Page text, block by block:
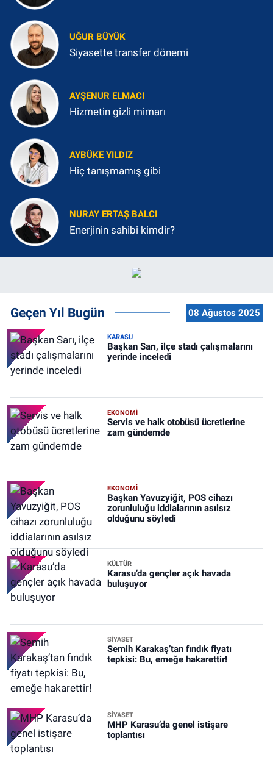
UĞUR BÜYÜK
Siyasette transfer dönemi
AYŞENUR ELMACI
Hizmetin gizli mimarı
AYBÜKE YILDIZ
Hiç tanışmamış gibi
NURAY ERTAŞ BALCI
Enerjinin sahibi kimdir?
Geçen Yıl Bugün 08 Ağustos 2025
KARASU
Başkan Sarı, ilçe stadı çalışmalarını
yerinde inceledi
EKONOMİ
Servis ve halk otobüsü ücretlerine
zam gündemde
EKONOMİ
Başkan Yavuzyiğit, POS cihazı
zorunluluğu iddialarının asılsız
olduğunu söyledi
KÜLTÜR
Karasu’da gençler açık havada
buluşuyor
SİYASET
Semih Karakaş’tan fındık fiyatı
tepkisi: Bu, emeğe hakarettir!
SİYASET
MHP Karasu’da genel istişare
toplantısı